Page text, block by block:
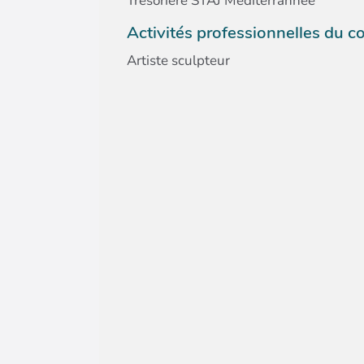
Activités professionnelles du
Artiste sculpteur